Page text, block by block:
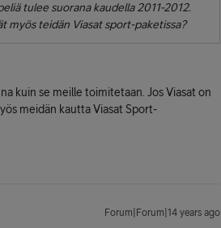
tulee suorana kaudella 2011-2012.
myös teidän Viasat sport-paketissa?
kuin se meille toimitetaan. Jos Viasat on
meidän kautta Viasat Sport-
Forum|Forum|14 years ago